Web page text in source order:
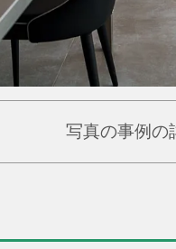
写真の事例の